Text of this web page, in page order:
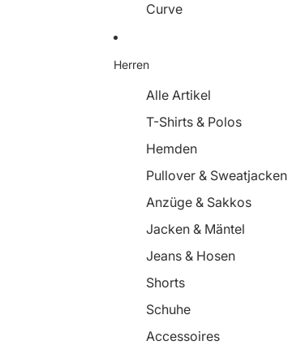
Curve
Herren
Alle Artikel
T-Shirts & Polos
Hemden
Pullover & Sweatjacken
Anzüge & Sakkos
Jacken & Mäntel
Jeans & Hosen
Shorts
Schuhe
Accessoires